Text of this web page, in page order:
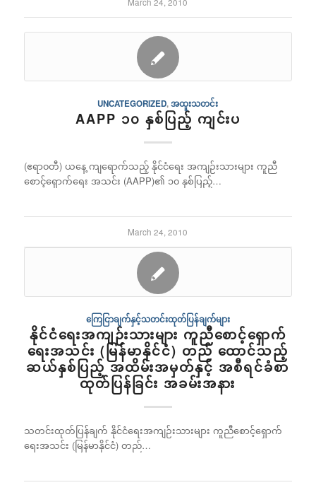
UNCATEGORIZED,အထူးသတင်း
AAPP ၁၀ နှစ်ပြည့် ကျင်းပ
(ဧရာ၀တီ) ယနေ့ ကျရောက်သည့် နိုင်ငံရေး အကျဉ်းသားများ ကူညီ
စောင့်ရှောက်ရေး အသင်း (AAPP)၏ ၁၀ နှစ်ပြည့်…
March 24, 2010
ကြေငြာချက်နှင့်သတင်းထုတ်ပြန်ချက်များ
နိုင်ငံရေးအကျဉ်းသားများ ကူညီစောင့်ရှောက်
ရေးအသင်း (မြန်မာနိုင်ငံ) တည် ထောင်သည့်
ဆယ်နှစ်ပြည့် အထိမ်းအမှတ်နှင့် အစီရင်ခံစာ
ထုတ်ပြန်ခြင်း အခမ်းအနား
သတင်းထုတ်ပြန်ချက် နိုင်ငံရေးအကျဉ်းသားများ ကူညီစောင့်ရှောက်
ရေးအသင်း (မြန်မာနိုင်ငံ) တည်…